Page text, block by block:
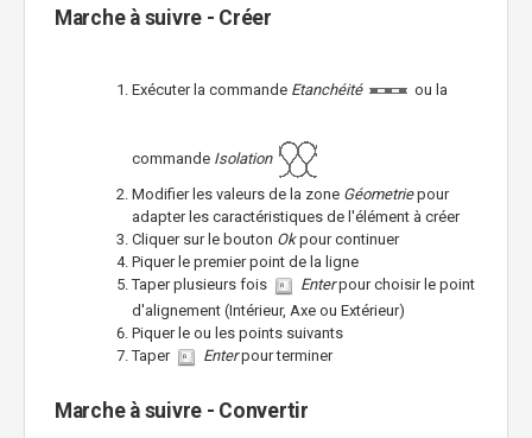
Marche à suivre - Créer
Exécuter la commande Etanchéité ou la
commande Isolation
Modifier les valeurs de la zone Géometriepour
adapter les caractéristiques de l'élément à créer
Cliquer sur le bouton Okpour continuer
Piquer le premier point de la ligne
Taper plusieurs fois
Enterpour choisir le point
d'alignement (Intérieur, Axe ou Extérieur)
Piquer le ou les points suivants
Taper
Enterpour terminer
Marche à suivre - Convertir